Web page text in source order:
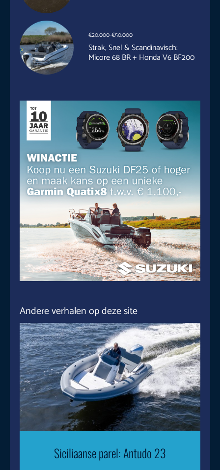
€20.000-€50.000
Strak, Snel & Scandinavisch:
Micore 68 BR + Honda V6 BF200
Andere verhalen op deze site
Siciliaanse parel: Antudo 23